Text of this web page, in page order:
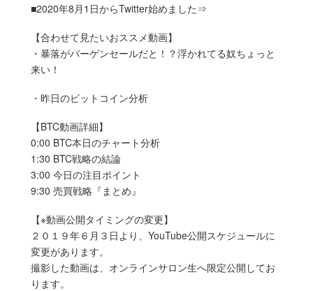
■2020年8月1日からTwitter始めました⇒
【合わせて見たいおススメ動画】
・暴落がバーゲンセールだと！？浮かれてる奴ちょっと
来い！
・昨日のビットコイン分析
【BTC動画詳細】
0:00 BTC本日のチャート分析
1:30 BTC戦略の結論
3:00 今日の注目ポイント
9:30 売買戦略『まとめ』
【※動画公開タイミングの変更】
２０１９年６月３日より、YouTube公開スケジュールに
変更があります。
撮影した動画は、オンラインサロン生へ限定公開してお
ります。